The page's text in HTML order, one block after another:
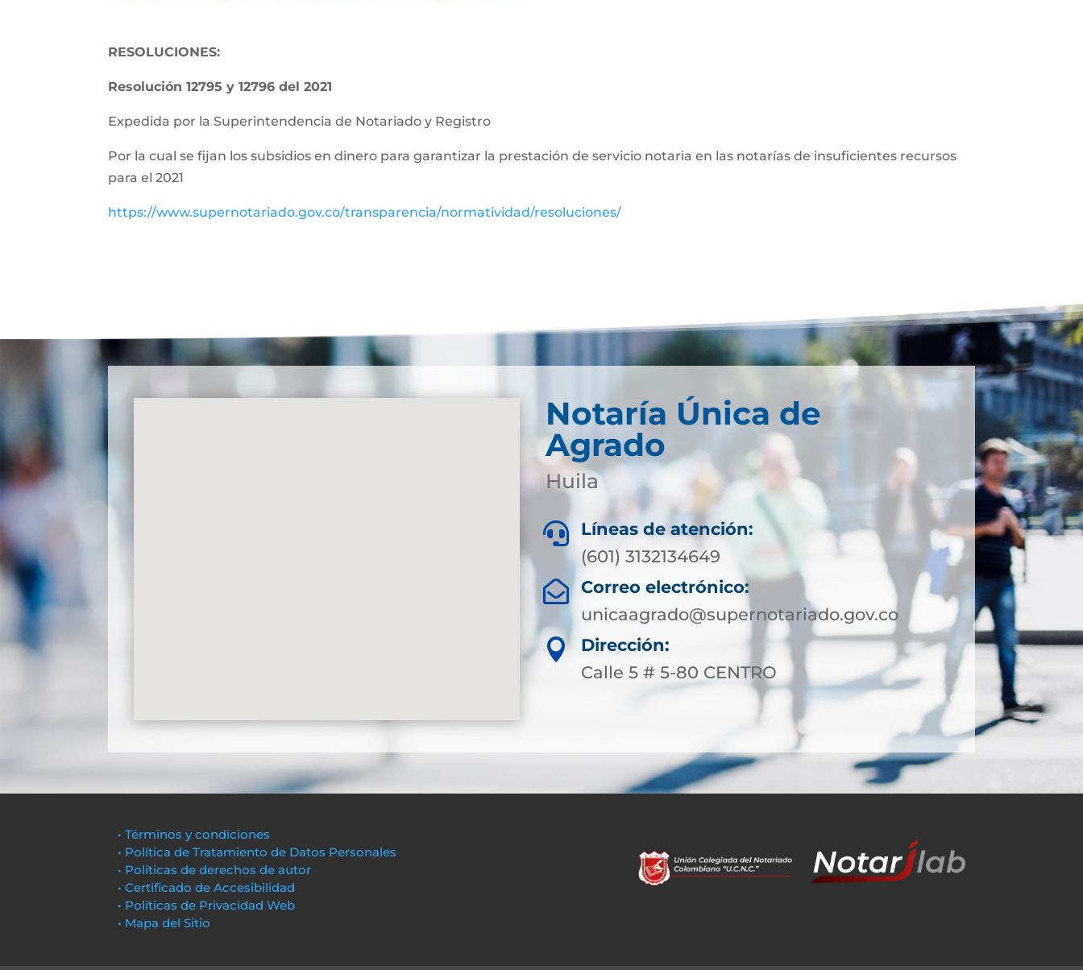
RESOLUCIONES:
Resolución 12795 y 12796 del 2021
Expedida por la Superintendencia de Notariado y Registro
Por la cual se fijan los subsidios en dinero para garantizar la prestación de servicio notaria en las notarías de insuficientes recursos
para el 2021
https://www.supernotariado.gov.co/transparencia/normatividad/resoluciones/
Notaría Única de
Agrado
Huila

Líneas de atención:
(601) 3132134649

Correo electrónico:
unicaagrado@supernotariado.gov.co

Dirección:
Calle 5 # 5-80 CENTRO
• Términos y condiciones
• Política de Tratamiento de Datos Personales
• Políticas de derechos de autor
• Certificado de Accesibilidad
• Políticas de Privacidad Web
• Mapa del Sitio